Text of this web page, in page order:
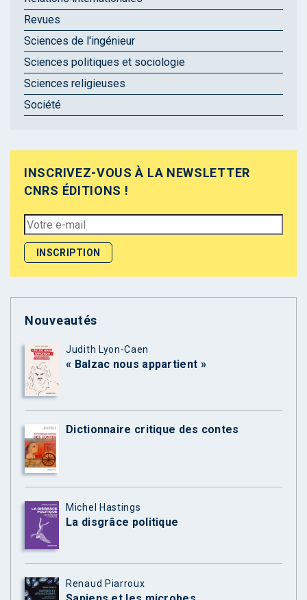
Revues
Sciences de l'ingénieur
Sciences politiques et sociologie
Sciences religieuses
Société
INSCRIVEZ-VOUS À LA NEWSLETTER
CNRS ÉDITIONS !
Nouveautés
Judith Lyon-Caen
« Balzac nous appartient »
Dictionnaire critique des contes
Michel Hastings
La disgrâce politique
Renaud Piarroux